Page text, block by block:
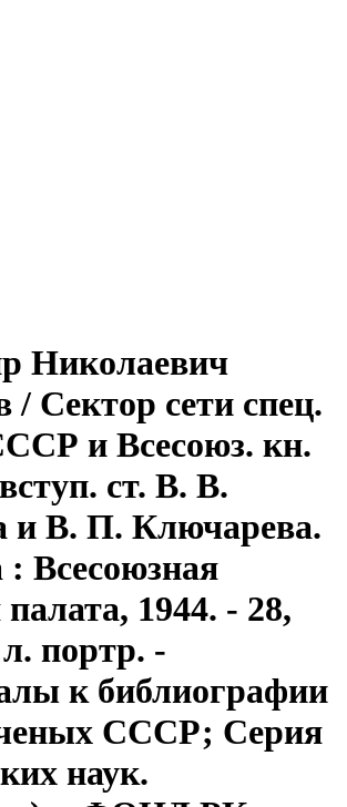
Николаевич
/ Сектор сети спец.
и Всесоюз. кн.
ст. В. В.
и В. П. Ключарева.
Всесоюзная
1944. - 28,
портр. -
к библиографии
СССР; Серия
наук.